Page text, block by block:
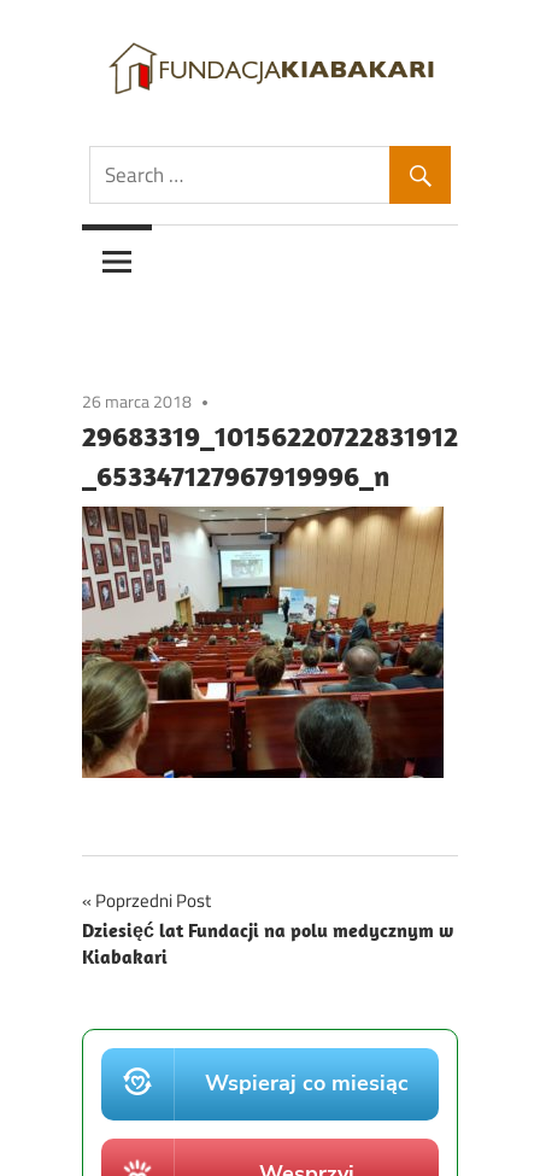
content
Fundacja
Kiabakari
Kiabakari
26 marca 2018
29683319_10156220722831912
_653347127967919996_n
Nawigacja
wpisu
Poprzedni Post
Dziesięć lat Fundacji na polu medycznym w
Kiabakari